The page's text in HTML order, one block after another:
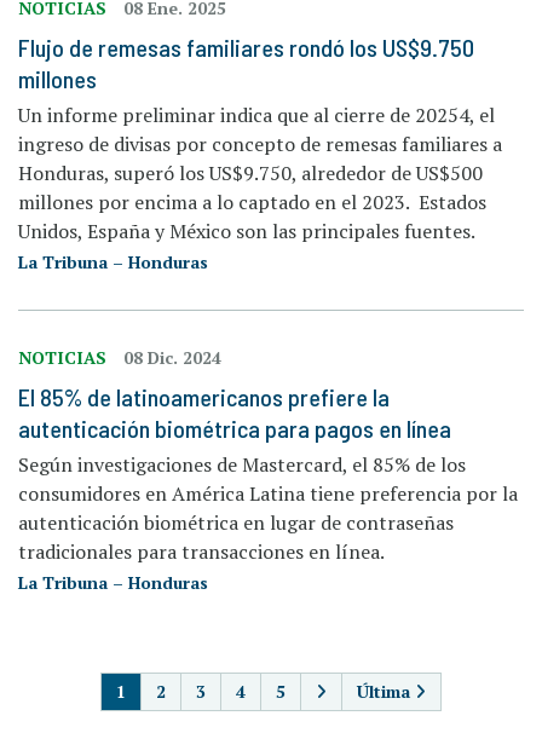
NOTICIAS 08 Ene. 2025
Flujo de remesas familiares rondó los US$9.750
millones
Un informe preliminar indica que al cierre de 20254, el
ingreso de divisas por concepto de remesas familiares a
Honduras, superó los US$9.750, alrededor de US$500
millones por encima a lo captado en el 2023. Estados
Unidos, España y México son las principales fuentes.
La Tribuna – Honduras
NOTICIAS 08 Dic. 2024
El 85% de latinoamericanos prefiere la
autenticación biométrica para pagos en línea
Según investigaciones de Mastercard, el 85% de los
consumidores en América Latina tiene preferencia por la
autenticación biométrica en lugar de contraseñas
tradicionales para transacciones en línea.
La Tribuna – Honduras
1 2 3 4 5 Última